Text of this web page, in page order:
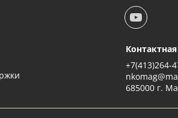
+7(413)264-
685000 г.